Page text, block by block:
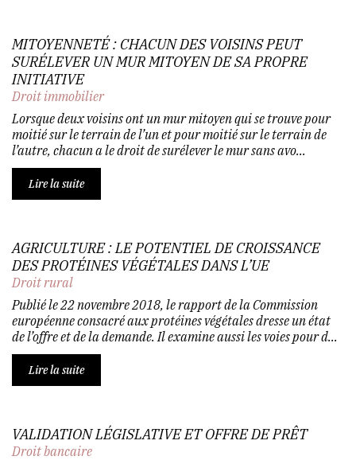
MITOYENNETÉ : CHACUN DES VOISINS PEUT
SURÉLEVER UN MUR MITOYEN DE SA PROPRE
INITIATIVE
Droit immobilier
Lorsque deux voisins ont un mur mitoyen qui se trouve pour
moitié sur le terrain de l’un et pour moitié sur le terrain de
l’autre, chacun a le droit de surélever le mur sans avo...
Lire la suite
AGRICULTURE : LE POTENTIEL DE CROISSANCE
DES PROTÉINES VÉGÉTALES DANS L’UE
Droit rural
Publié le 22 novembre 2018, le rapport de la Commission
européenne consacré aux protéines végétales dresse un état
de l’offre et de la demande. Il examine aussi les voies pour d...
Lire la suite
VALIDATION LÉGISLATIVE ET OFFRE DE PRÊT
Droit bancaire